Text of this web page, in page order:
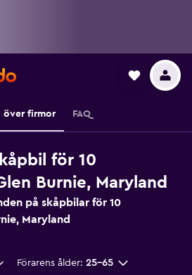
över firmor FAQ
för 10
Burnie, Maryland
på skåpbilar för 10
Maryland
Förarens ålder: 25-65